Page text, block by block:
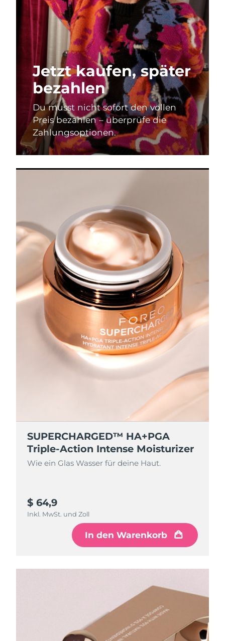
Jetzt kaufen, später
bezahlen
Du musst nicht sofort den vollen
Preis bezahlen – überprüfe die
Zahlungsoptionen.
SUPERCHARGED™ HA+PGA
Triple-Action Intense Moisturizer
Wie ein Glas Wasser für deine Haut.
$ 64,9
Inkl. MwSt. und Zoll
In den Warenkorb
Türkei
Erwartete Lieferung
13/08/2026
Vereinigte Arabische
Emirate
Erwartete Lieferung
13/08/2026
Vereinigtes
Königreich
Erwartete Lieferung
12/08/2026
Vereinigte Staaten
Erwartete Lieferung
13/08/2026
Usbekistan
Erwartete Lieferung
17/08/2026